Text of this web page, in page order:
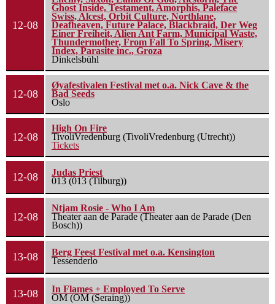
12-08
Ghost Inside, Testament, Amorphis, Paleface
Swiss, Alcest, Orbit Culture, Northlane,
Deafheaven, Future Palace, Blackbraid, Der Weg
Einer Freiheit, Alien Ant Farm, Municipal Waste,
Thundermother, From Fall To Spring, Misery
Index, Parasite inc., Groza
Dinkelsbühl
12-08
Øyafestivalen Festival met o.a. Nick Cave & the
Bad Seeds
Oslo
12-08
High On Fire
TivoliVredenburg (TivoliVredenburg (Utrecht))
Tickets
12-08
Judas Priest
013 (013 (Tilburg))
12-08
Ntjam Rosie - Who I Am
Theater aan de Parade (Theater aan de Parade (Den
Bosch))
13-08
Berg Feest Festival met o.a. Kensington
Tessenderlo
13-08
In Flames + Employed To Serve
OM (OM (Seraing))